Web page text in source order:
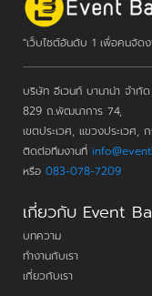
"เว็บไซต์อันดับ 1 เพื่อคนจัด
บริษัท อีเวนท์ บานาน่า จำกัด
829 ถ.พัฒนาการ 74,
เขตประเวศ, แขวงประเวศ,
ติดต่อทีมงานที่
หรือ 083-078-7209
เกี่ยวกับ Event
บทความ
ทำงานกับเรา
เกี่ยวกับเรา